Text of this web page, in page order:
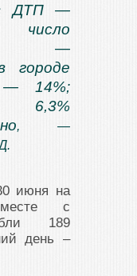
ДТП —
—
городе
— 14%;
, —
июня на
с
189
день –